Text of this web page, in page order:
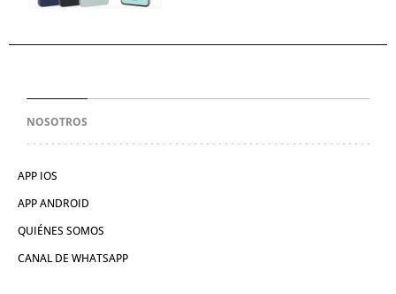
NOSOTROS
APP IOS
APP ANDROID
QUIÉNES SOMOS
CANAL DE WHATSAPP